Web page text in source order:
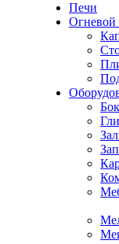
Печи
Огневой